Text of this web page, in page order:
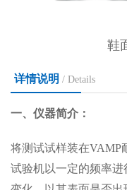
鞋
详情说明 / Details
一、仪器简介：
将测试试样装在VAMP
试验机以一定的频率